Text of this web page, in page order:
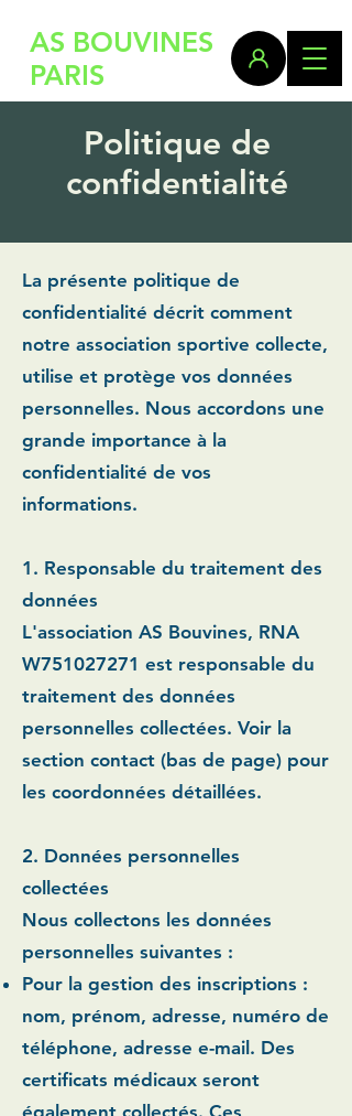
AS BOUVINES
PARIS
Politique de
confidentialité
La présente politique de
confidentialité décrit comment
notre association sportive collecte,
utilise et protège vos données
personnelles. Nous accordons une
grande importance à la
confidentialité de vos
informations.
1. Responsable du traitement des
données
L'association AS Bouvines, RNA
W751027271 est responsable du
traitement des données
personnelles collectées. Voir la
section contact (bas de page) pour
les coordonnées détaillées.
2. Données personnelles
collectées
Nous collectons les données
personnelles suivantes :
Pour la gestion des inscriptions :
nom, prénom, adresse, numéro de
téléphone, adresse e-mail. Des
certificats médicaux seront
également collectés. Ces